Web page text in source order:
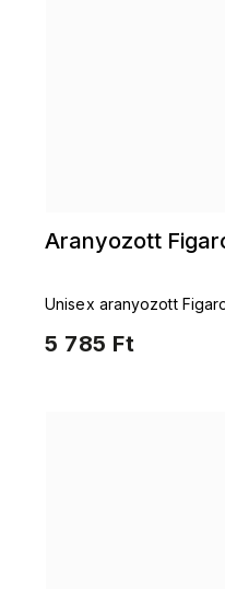
Aranyozott
5 785 Ft
Unisex aranyozott